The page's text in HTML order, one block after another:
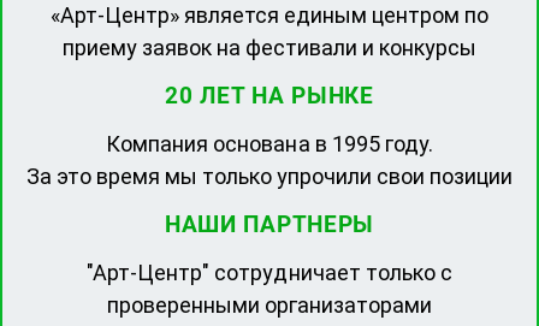
«Арт-Центр» является единым центром по
приему заявок на фестивали и конкурсы
20 ЛЕТ НА РЫНКЕ
Компания основана в 1995 году.
За это время мы только упрочили свои позиции
НАШИ ПАРТНЕРЫ
"Арт-Центр" сотрудничает только с
проверенными организаторами